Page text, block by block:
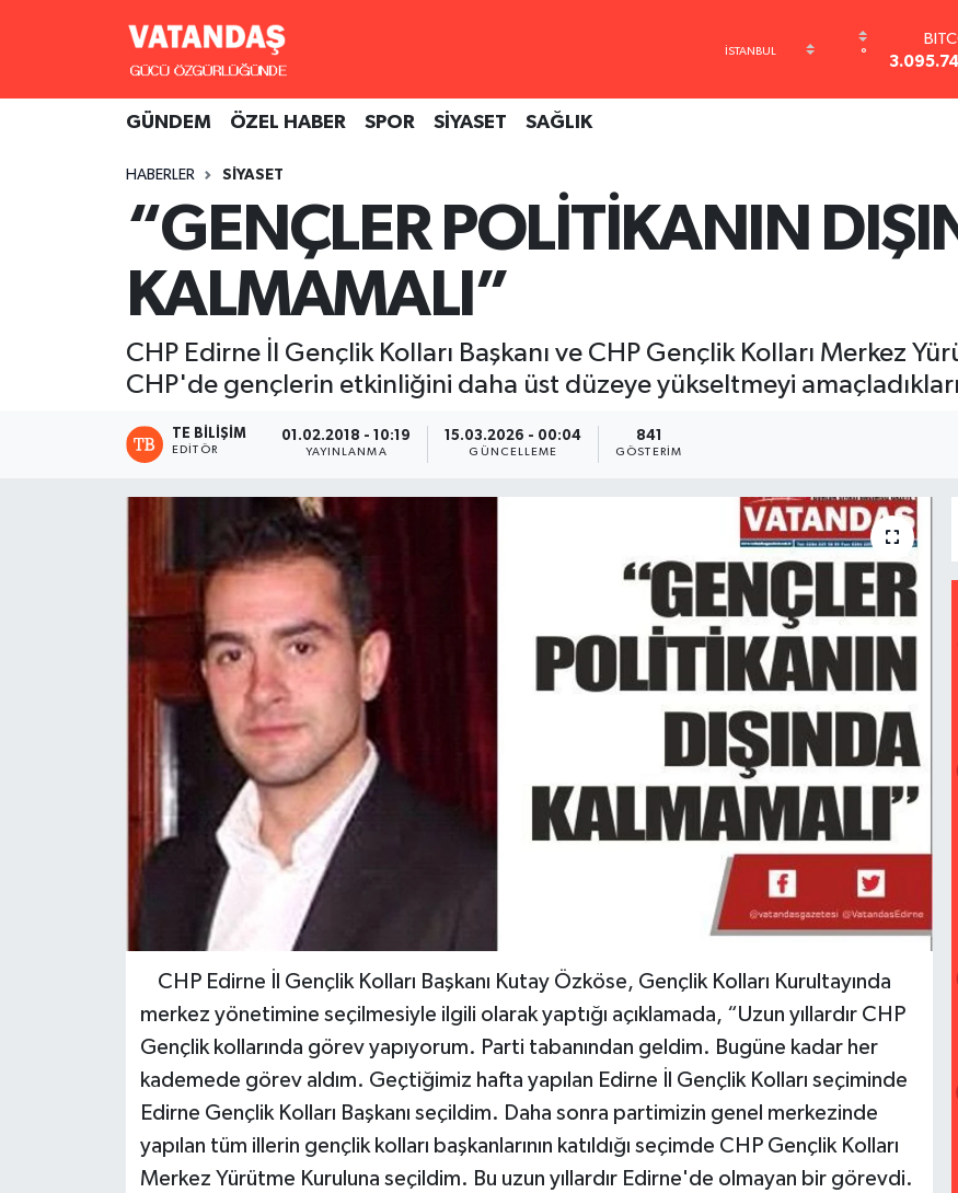
°
GÜNDEM ÖZEL HABER SPOR SİYASET SAĞLIK
HABERLER SİYASET
“GENÇLER POLİTİKANIN
KALMAMALI”
CHP Edirne İl Gençlik Kolları Başkanı ve CHP Gençlik Kolları Merkez
CHP'de gençlerin etkinliğini daha üst düzeye yükseltmeyi
TE BILIŞIM
EDITÖR
01.02.2018 - 10:19
YAYINLANMA
15.03.2026 - 00:04
GÜNCELLEME
841
GÖSTERIM
CHP Edirne İl Gençlik Kolları Başkanı Kutay Özköse, Gençlik Kolları Kurultayında
merkez yönetimine seçilmesiyle ilgili olarak yaptığı açıklamada, “Uzun yıllardır CHP
Gençlik kollarında görev yapıyorum. Parti tabanından geldim. Bugüne kadar her
kademede görev aldım. Geçtiğimiz hafta yapılan Edirne İl Gençlik Kolları seçiminde
Edirne Gençlik Kolları Başkanı seçildim. Daha sonra partimizin genel merkezinde
yapılan tüm illerin gençlik kolları başkanlarının katıldığı seçimde CHP Gençlik Kolları
Merkez Yürütme Kuruluna seçildim. Bu uzun yıllardır Edirne'de olmayan bir görevdi.
GÜNDEM
Hava Durumu
Tüm Manşetler
Son Dakika Haberleri
Haber Arşivi